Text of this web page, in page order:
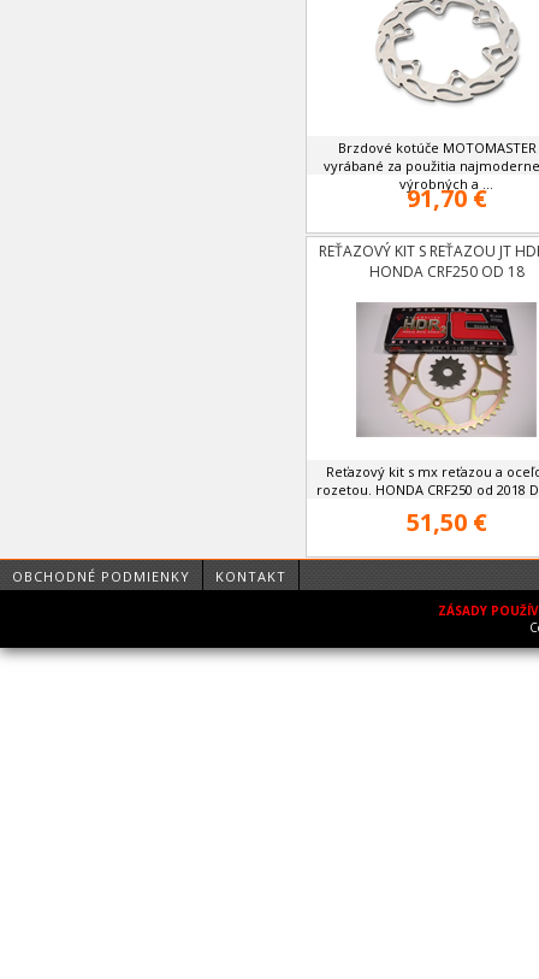
Brzdové kotúče
vyrábané za použitia
výrobných a ...
91,70 €
REŤAZOVÝ KIT S REŤAZOU JT
HONDA CRF250 OD 18
Reťazový kit s mx reťazou a
rozetou. HONDA CRF250 od 2018
51,50 €
OBCHODNÉ PODMIENKY KONTAKT
ZÁSADY